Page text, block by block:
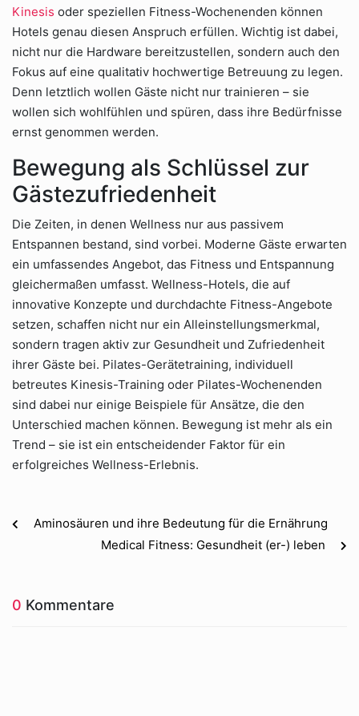
Kinesis oder speziellen Fitness-Wochenenden können
Hotels genau diesen Anspruch erfüllen. Wichtig ist dabei,
nicht nur die Hardware bereitzustellen, sondern auch den
Fokus auf eine qualitativ hochwertige Betreuung zu legen.
Denn letztlich wollen Gäste nicht nur trainieren – sie
wollen sich wohlfühlen und spüren, dass ihre Bedürfnisse
ernst genommen werden.
Bewegung als Schlüssel zur
Gästezufriedenheit
Die Zeiten, in denen Wellness nur aus passivem
Entspannen bestand, sind vorbei. Moderne Gäste erwarten
ein umfassendes Angebot, das Fitness und Entspannung
gleichermaßen umfasst. Wellness-Hotels, die auf
innovative Konzepte und durchdachte Fitness-Angebote
setzen, schaffen nicht nur ein Alleinstellungsmerkmal,
sondern tragen aktiv zur Gesundheit und Zufriedenheit
ihrer Gäste bei. Pilates-Gerätetraining, individuell
betreutes Kinesis-Training oder Pilates-Wochenenden
sind dabei nur einige Beispiele für Ansätze, die den
Unterschied machen können. Bewegung ist mehr als ein
Trend – sie ist ein entscheidender Faktor für ein
erfolgreiches Wellness-Erlebnis.
Aminosäuren und ihre Bedeutung für die Ernährung
Medical Fitness: Gesundheit (er-) leben
0 Kommentare